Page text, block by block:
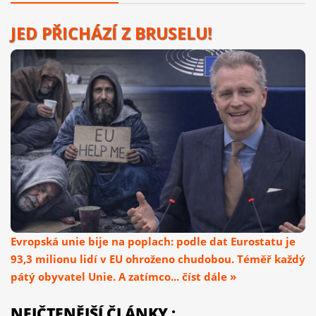
JED PŘICHÁZÍ Z BRUSELU!
Evropská unie bije na poplach: podle dat Eurostatu je
93,3 milionu lidí v EU ohroženo chudobou. Téměř každý
pátý obyvatel Unie. A zatímco... číst dále »